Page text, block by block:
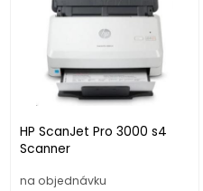
HP ScanJet Pro 3000 s4
Scanner
na objednávku